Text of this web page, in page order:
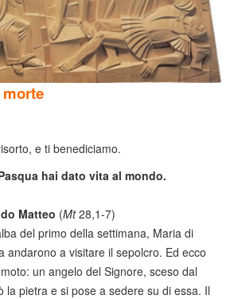
e ti benediciamo.
hai dato vita al mondo.
Matteo (Mt28,1-7)
del primo della settimana, Maria di
andarono a visitare il sepolcro. Ed ecco
un angelo del Signore, sceso dal
la pietra e si pose a sedere su di essa. Il